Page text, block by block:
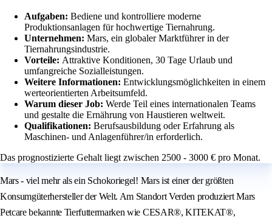
Aufgaben: Bediene und kontrolliere moderne
Produktionsanlagen für hochwertige Tiernahrung.
Unternehmen: Mars, ein globaler Marktführer in der
Tiernahrungsindustrie.
Vorteile: Attraktive Konditionen, 30 Tage Urlaub und
umfangreiche Sozialleistungen.
Weitere Informationen: Entwicklungsmöglichkeiten in einem
werteorientierten Arbeitsumfeld.
Warum dieser Job: Werde Teil eines internationalen Teams
und gestalte die Ernährung von Haustieren weltweit.
Qualifikationen: Berufsausbildung oder Erfahrung als
Maschinen- und Anlagenführer/in erforderlich.
Das prognostizierte Gehalt liegt zwischen 2500 - 3000 € pro Monat.
Mars - viel mehr als ein Schokoriegel! Mars ist einer der größten
Konsumgüterhersteller der Welt. Am Standort Verden produziert Mars
Petcare bekannte Tierfuttermarken wie CESAR®, KITEKAT®,